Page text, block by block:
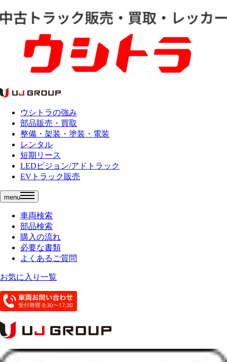
ウシトラの強み
部品販売・買取
整備・架装・塗装・電装
レンタル
短期リース
LEDビジョン/アドトラック
EVトラック販売
menu
車両検索
部品検索
購入の流れ
必要な書類
よくあるご質問
お気に入り一覧